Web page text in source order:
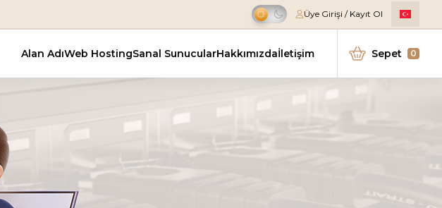
Üye Girişi / Kayıt Ol
Alan AdıWeb HostingSanal SunucularHakkımızdaİletişim Sepet 0